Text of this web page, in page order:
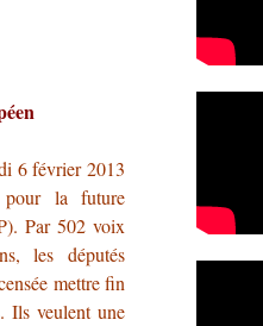
6 février 2013
pour la future
Par 502 voix
les députés
mettre fin
Ils veulent une